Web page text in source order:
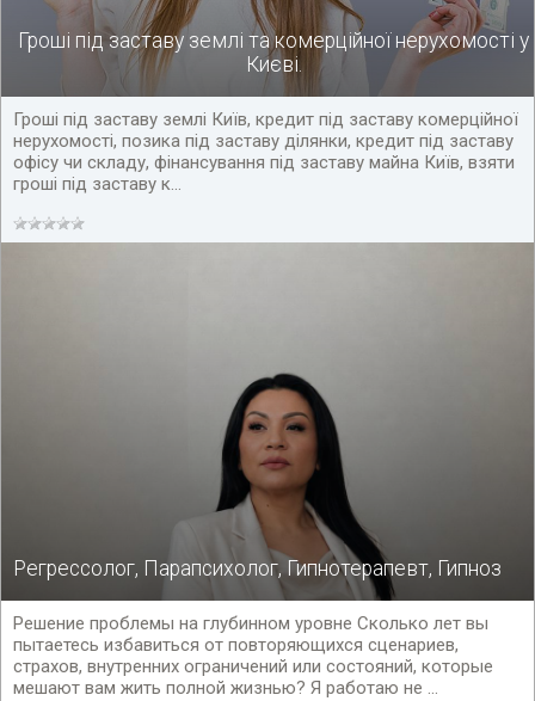
Гроші під заставу землі та комерційної нерухомості у
Києві.
Гроші під заставу землі Київ, кредит під заставу комерційної
нерухомості, позика під заставу ділянки, кредит під заставу
офісу чи складу, фінансування під заставу майна Київ, взяти
гроші під заставу к...
Регрессолог, Парапсихолог, Гипнотерапевт, Гипноз
Решение проблемы на глубинном уровне Сколько лет вы
пытаетесь избавиться от повторяющихся сценариев,
страхов, внутренних ограничений или состояний, которые
мешают вам жить полной жизнью? Я работаю не ...